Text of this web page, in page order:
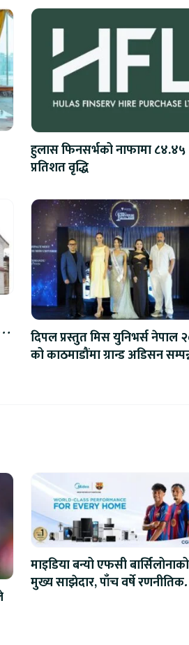
हुलास फिनसर्भको नाफामा ८४.४५
प्रतिशत वृद्धि
दिपल प्रस्तुत मिस युनिभर्स नेपाल
को काठमाडौंमा ग्रान्ड अडिसन
माइडिया बन्यो एफसी बार्सिलोनाको
मुख्य साझेदार, पाँच वर्षे रणनीतिक